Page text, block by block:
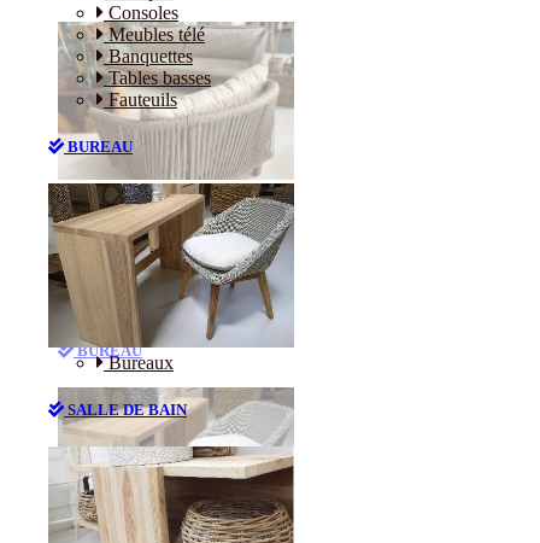
Consoles
Meubles télé
Banquettes
Tables basses
Fauteuils
BUREAU
Bureaux
SALLE DE BAIN
Canapés
Consoles
Meubles télé
Banquettes
Tables basses
Fauteuils
BUREAU